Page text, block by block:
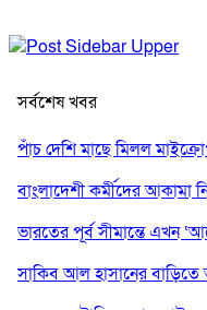
সর্বশেষ খবর
পাঁচ দেশি মাছে মিলল
বাংলাদেশী কর্মীদের
ভারতের পূর্ব সীমান্তে এখন
সাকিব আল হাসানের